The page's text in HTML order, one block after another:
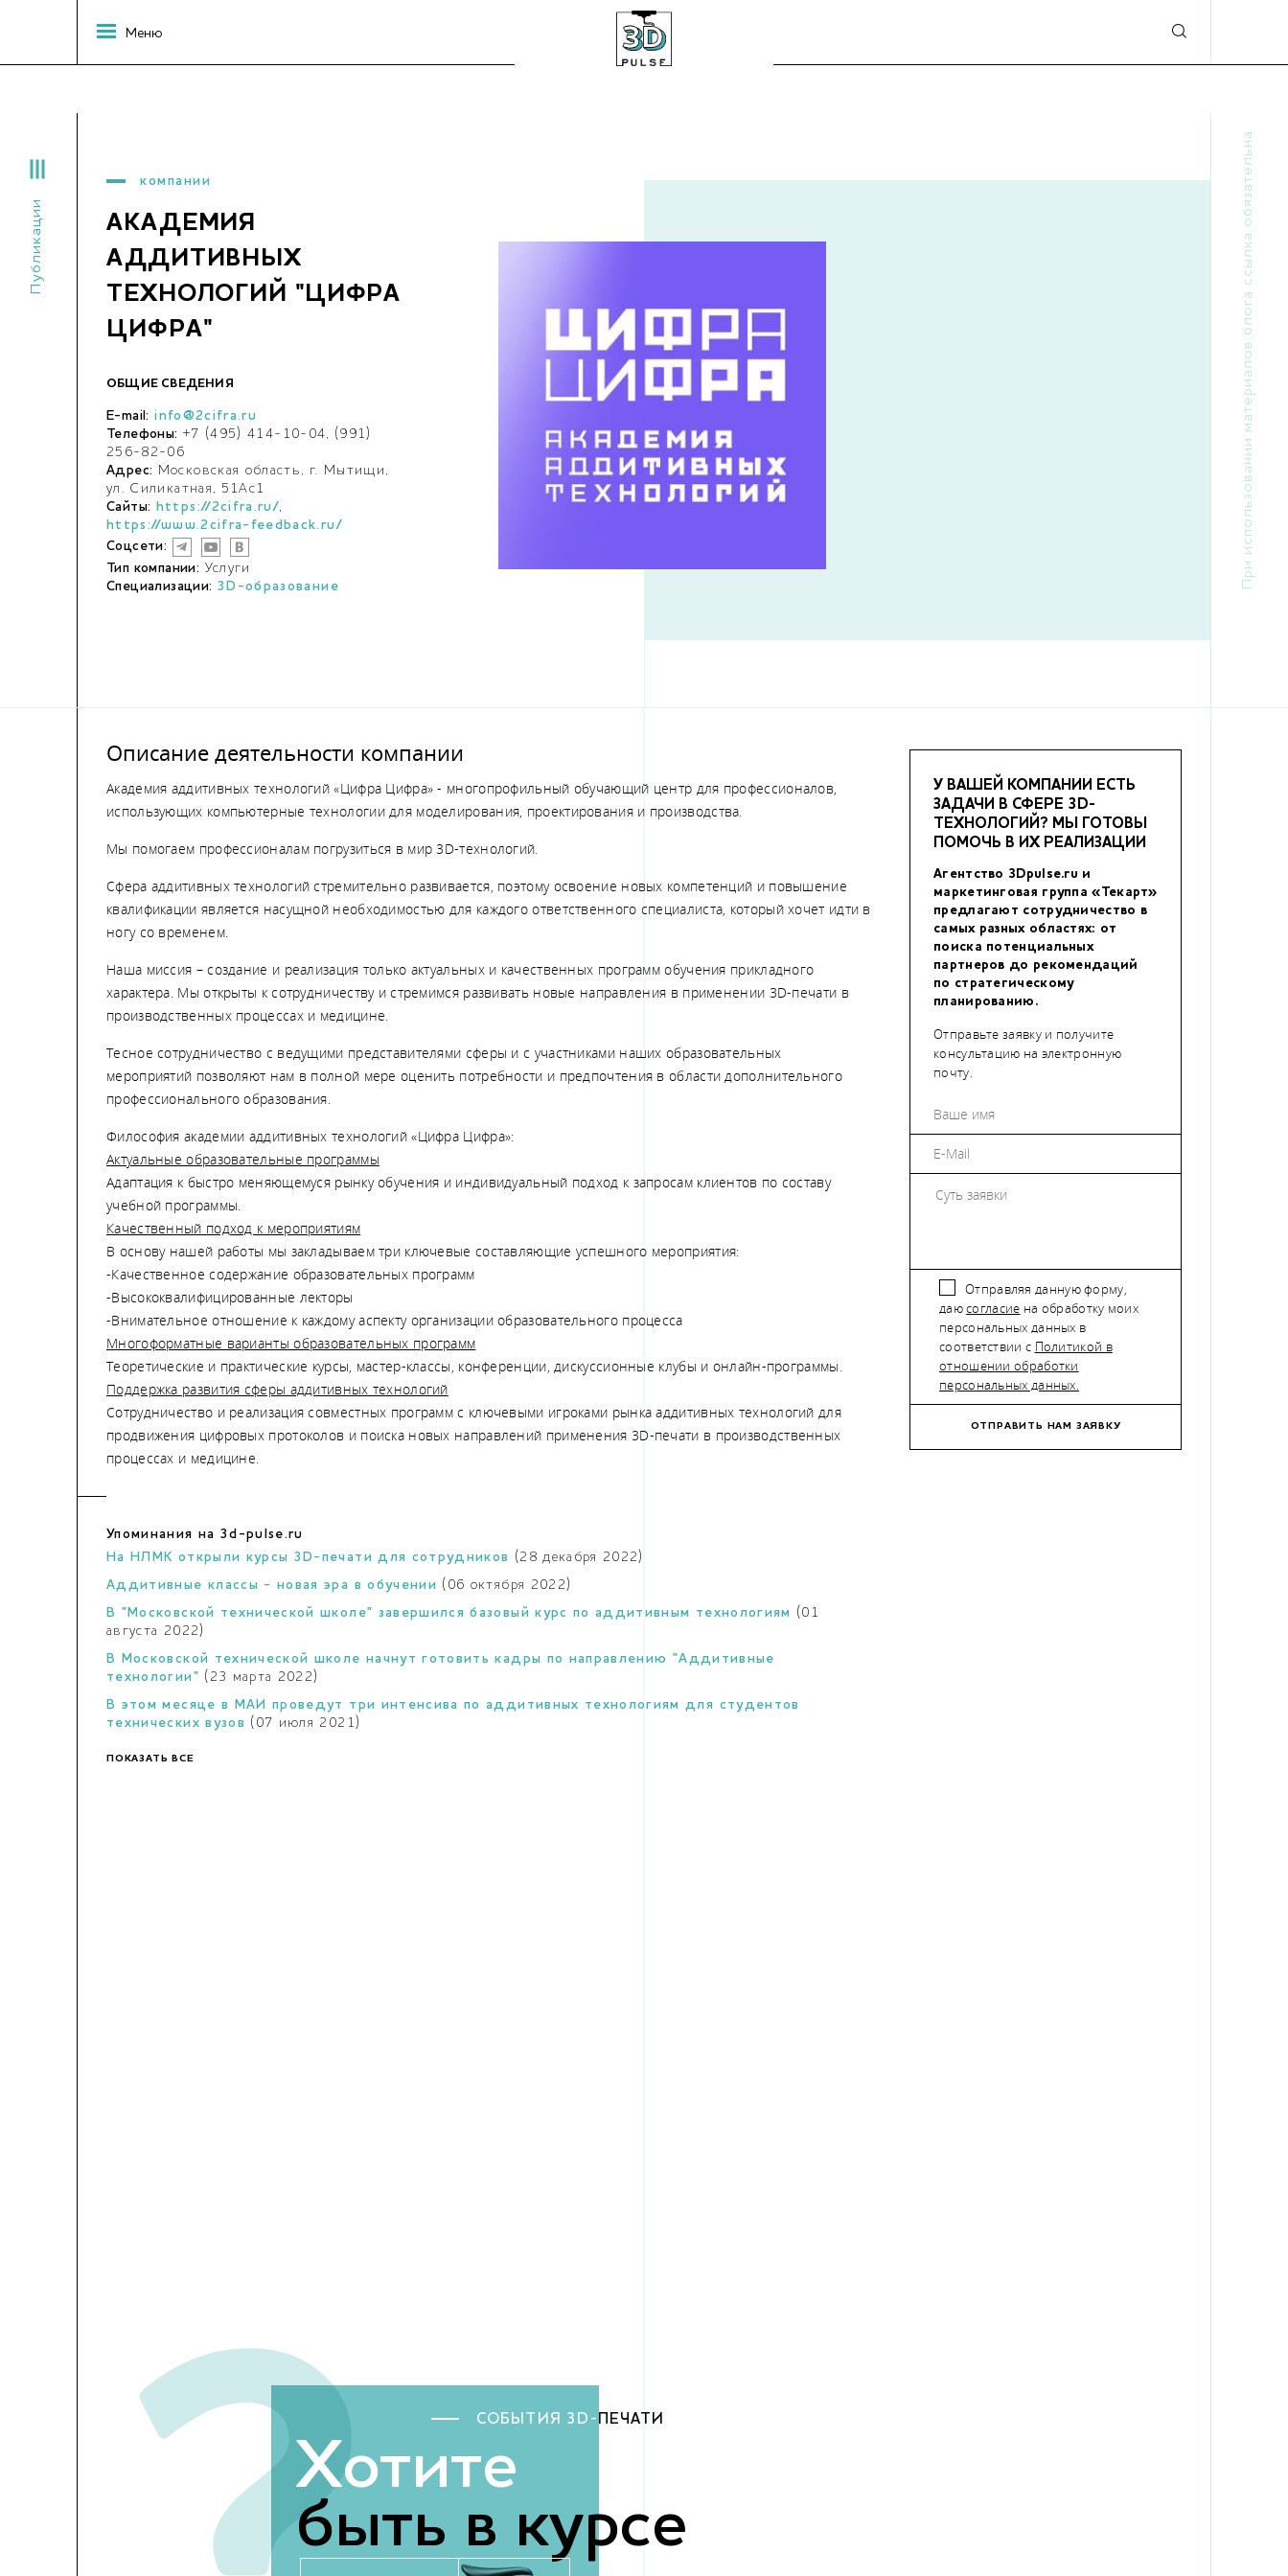
Публикации
Меню
При использовании материалов блога ссылка обязательна
компании
АКАДЕМИЯ
АДДИТИВНЫХ
ТЕХНОЛОГИЙ "ЦИФРА
ЦИФРА"
ОБЩИЕ СВЕДЕНИЯ
E-mail: info@2cifra.ru
Телефоны: +7 (495) 414-10-04, (991)
256-82-06
Адрес:
Московская область, г. Мытищи,
ул. Силикатная, 51Ас1
Сайты:
https://2cifra.ru/,
https://www.2cifra-feedback.ru/
Соцсети:
Тип компании: Услуги
Специализации: 3D-образование
Описание деятельности компании
Академия аддитивных технологий «Цифра Цифра» - многопрофильный обучающий центр для профессионалов,
использующих компьютерные технологии для моделирования, проектирования и производства.
Мы помогаем профессионалам погрузиться в мир 3D-технологий.
Сфера аддитивных технологий стремительно развивается, поэтому освоение новых компетенций и повышение
квалификации является насущной необходимостью для каждого ответственного специалиста, который хочет идти в
ногу со временем.
Наша миссия – создание и реализация только актуальных и качественных программ обучения прикладного
характера. Мы открыты к сотрудничеству и стремимся развивать новые направления в применении 3D-печати в
производственных процессах и медицине.
Тесное сотрудничество с ведущими представителями сферы и с участниками наших образовательных
мероприятий позволяют нам в полной мере оценить потребности и предпочтения в области дополнительного
профессионального образования.
Философия академии аддитивных технологий «Цифра Цифра»:
Актуальные образовательные программы
Адаптация к быстро меняющемуся рынку обучения и индивидуальный подход к запросам клиентов по составу
учебной программы.
Качественный подход к мероприятиям
В основу нашей работы мы закладываем три ключевые составляющие успешного мероприятия:
-Качественное содержание образовательных программ
-Высококвалифицированные лекторы
-Внимательное отношение к каждому аспекту организации образовательного процесса
Многоформатные варианты образовательных программ
Теоретические и практические курсы, мастер-классы, конференции, дискуссионные клубы и онлайн-программы.
Поддержка развития сферы аддитивных технологий
Сотрудничество и реализация совместных программ с ключевыми игроками рынка аддитивных технологий для
продвижения цифровых протоколов и поиска новых направлений применения 3D-печати в производственных
процессах и медицине.
Упоминания на 3d-pulse.ru
На НЛМК открыли курсы 3D-печати для сотрудников (28 декабря 2022)
Аддитивные классы - новая эра в обучении (06 октября 2022)
В "Московской технической школе" завершился базовый курс по аддитивным технологиям (01
августа 2022)
В Московской технической школе начнут готовить кадры по направлению "Аддитивные
технологии" (23 марта 2022)
В этом месяце в МАИ проведут три интенсива по аддитивных технологиям для студентов
технических вузов (07 июля 2021)
ПОКАЗАТЬ ВСЕ
У ВАШЕЙ КОМПАНИИ ЕСТЬ
ЗАДАЧИ В СФЕРЕ 3D-
ТЕХНОЛОГИЙ? МЫ ГОТОВЫ
ПОМОЧЬ В ИХ РЕАЛИЗАЦИИ
Агентство 3Dpulse.ru и
маркетинговая группа «Текарт»
предлагают сотрудничество в
самых разных областях: от
поиска потенциальных
партнеров до рекомендаций
по стратегическому
планированию.
Отправьте заявку и получите
консультацию на электронную
почту.
Отправляя данную форму,
даюсогласие
персональных данных в
соответствии с Политикой в
отношении обработки
персональных данных.
Хотите
быть в курсе
СОБЫТИЯ 3D- ПЕЧАТИ